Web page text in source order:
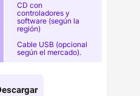
CD con
controladores y
software (según la
región)
Cable USB (opcional
según el mercado).